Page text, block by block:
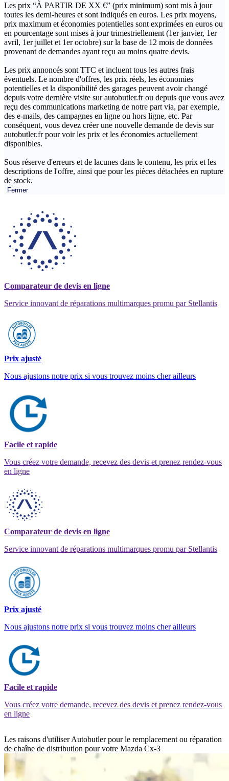
Les prix “À PARTIR DE XX €” (prix minimum) sont mis à jour
toutes les demi-heures et sont indiqués en euros. Les prix moyens,
prix maximum et économies potentielles sont exprimées en euros ou
en pourcentage sont mises à jour trimestriellement (1er janvier, 1er
avril, 1er juillet et 1er octobre) sur la base de 12 mois de données
provenant de demandes ayant reçu au moins quatre devis.
Les prix annoncés sont TTC et incluent tous les autres frais
éventuels. Le nombre d'offres, les prix réels, les économies
potentielles et la disponibilité des garages peuvent avoir changé
depuis votre dernière visite sur autobutler.fr ou depuis que vous avez
reçu des communications marketing de notre part via, par exemple,
des e-mails, des campagnes en ligne ou hors ligne, etc. Par
conséquent, vous devez créer une nouvelle demande de devis sur
autobutler.fr pour voir les prix et les économies actuellement
disponibles.
Sous réserve d'erreurs et de lacunes dans le contenu, les prix et les
descriptions de l'offre, ainsi que pour les pièces détachées en rupture
de stock.
Fermer
Comparateur de devis en ligne
Service innovant de réparations multimarques promu par Stellantis
Prix ajusté
Nous ajustons notre prix si vous trouvez moins cher ailleurs
Facile et rapide
Vous créez votre demande, recevez des devis et prenez rendez-vous
en ligne
Comparateur de devis en ligne
Service innovant de réparations multimarques promu par Stellantis
Prix ajusté
Nous ajustons notre prix si vous trouvez moins cher ailleurs
Facile et rapide
Vous créez votre demande, recevez des devis et prenez rendez-vous
en ligne
Les raisons d'utiliser Autobutler pour le remplacement ou réparation
de chaîne de distribution pour votre Mazda Cx-3